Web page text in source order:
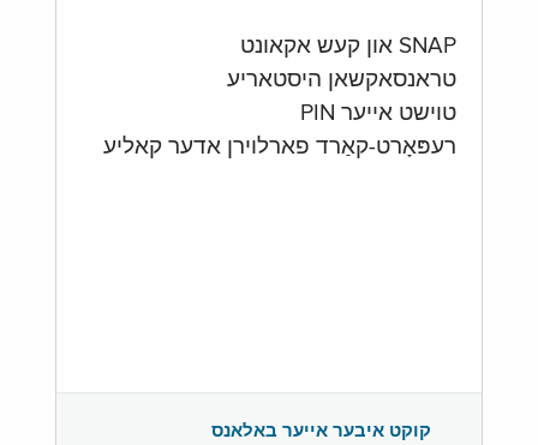
SNAP און קעש אקאונט
טראנסאקשאן היסטאריע
טוישט אייער PIN
רעפּאָרט-קאַרד פארלוירן אדער קאליע
קוקט איבער אייער באלאנס